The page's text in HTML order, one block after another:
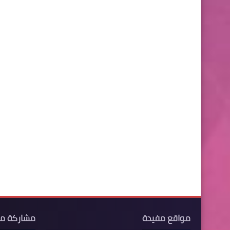
مواقع مفيدة مشاركة